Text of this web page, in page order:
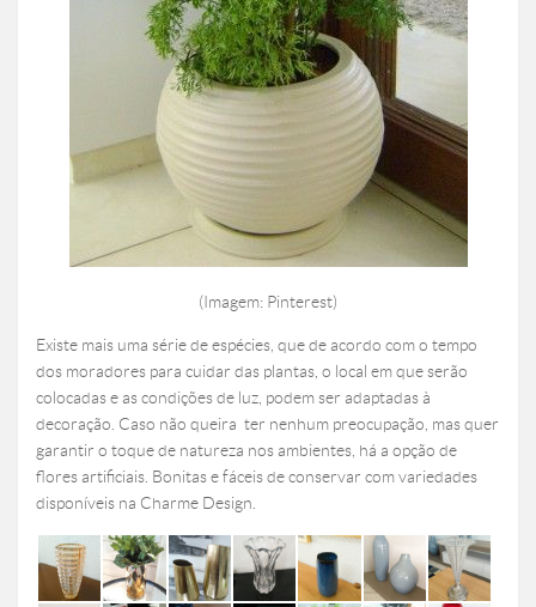
(Imagem: Pinterest)
Existe mais uma série de espécies, que de acordo com o tempo
dos moradores para cuidar das plantas, o local em que serão
colocadas e as condições de luz, podem ser adaptadas à
decoração. Caso não queira ter nenhum preocupação, mas quer
garantir o toque de natureza nos ambientes, há a opção de
flores artificiais. Bonitas e fáceis de conservar com variedades
disponíveis na Charme Design.